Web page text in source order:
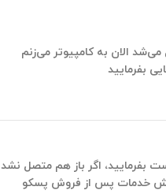
الان به کامپیوتر می‌زنم
بفرمایید
بفرمایید، اگر باز هم متصل نشد
خدمات پس از فروش پسکو